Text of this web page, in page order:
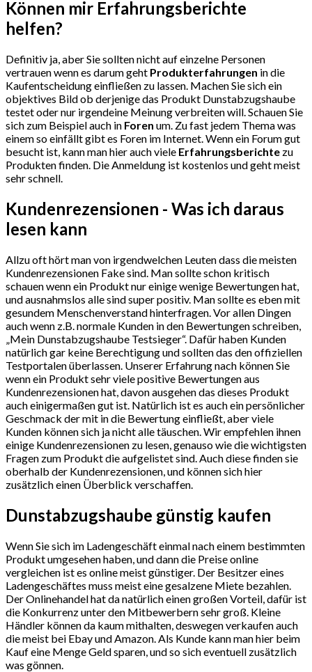
Können mir Erfahrungsberichte
helfen?
Definitiv ja, aber Sie sollten nicht auf einzelne Personen
vertrauen wenn es darum geht Produkterfahrungen in die
Kaufentscheidung einfließen zu lassen. Machen Sie sich ein
objektives Bild ob derjenige das Produkt Dunstabzugshaube
testet oder nur irgendeine Meinung verbreiten will. Schauen Sie
sich zum Beispiel auch in Foren um. Zu fast jedem Thema was
einem so einfällt gibt es Foren im Internet. Wenn ein Forum gut
besucht ist, kann man hier auch viele Erfahrungsberichte zu
Produkten finden. Die Anmeldung ist kostenlos und geht meist
sehr schnell.
Kundenrezensionen - Was ich daraus
lesen kann
Allzu oft hört man von irgendwelchen Leuten dass die meisten
Kundenrezensionen Fake sind. Man sollte schon kritisch
schauen wenn ein Produkt nur einige wenige Bewertungen hat,
und ausnahmslos alle sind super positiv. Man sollte es eben mit
gesundem Menschenverstand hinterfragen. Vor allen Dingen
auch wenn z.B. normale Kunden in den Bewertungen schreiben,
„Mein Dunstabzugshaube Testsieger“. Dafür haben Kunden
natürlich gar keine Berechtigung und sollten das den offiziellen
Testportalen überlassen. Unserer Erfahrung nach können Sie
wenn ein Produkt sehr viele positive Bewertungen aus
Kundenrezensionen hat, davon ausgehen das dieses Produkt
auch einigermaßen gut ist. Natürlich ist es auch ein persönlicher
Geschmack der mit in die Bewertung einfließt, aber viele
Kunden können sich ja nicht alle täuschen. Wir empfehlen ihnen
einige Kundenrezensionen zu lesen, genauso wie die wichtigsten
Fragen zum Produkt die aufgelistet sind. Auch diese finden sie
oberhalb der Kundenrezensionen, und können sich hier
zusätzlich einen Überblick verschaffen.
Dunstabzugshaube günstig kaufen
Wenn Sie sich im Ladengeschäft einmal nach einem bestimmten
Produkt umgesehen haben, und dann die Preise online
vergleichen ist es online meist günstiger. Der Besitzer eines
Ladengeschäftes muss meist eine gesalzene Miete bezahlen.
Der Onlinehandel hat da natürlich einen großen Vorteil, dafür ist
die Konkurrenz unter den Mitbewerbern sehr groß. Kleine
Händler können da kaum mithalten, deswegen verkaufen auch
die meist bei Ebay und Amazon. Als Kunde kann man hier beim
Kauf eine Menge Geld sparen, und so sich eventuell zusätzlich
was gönnen.